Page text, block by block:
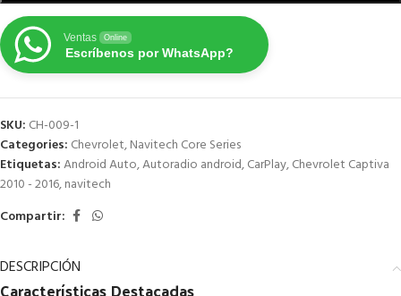
Ventas Online
Escríbenos por WhatsApp?
SKU: CH-009-1
Categories: Chevrolet,Navitech Core Series
Etiquetas:Android Auto,Autoradio android,CarPlay,Chevrolet Captiva
2010 - 2016,navitech
Compartir:
DESCRIPCIÓN